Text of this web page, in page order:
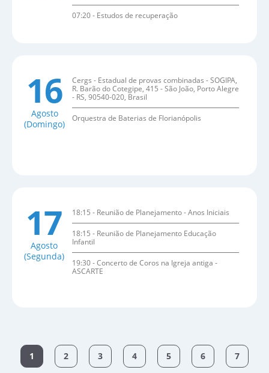
07:20 - Estudos de recuperação
16
Agosto
(Domingo)
Cergs - Estadual de provas combinadas - SOGIPA,
R. Barão do Cotegipe, 415 - São João, Porto Alegre
- RS, 90540-020, Brasil
Orquestra de Baterias de Florianópolis
17
Agosto
(Segunda)
18:15 - Reunião de Planejamento - Anos Iniciais
18:15 - Reunião de Planejamento Educação
Infantil
19:30 - Concerto de Coros na Igreja antiga -
ASCARTE
1 2 3 4 5 6 7